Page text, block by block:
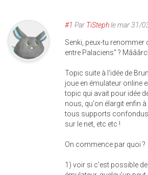
#1 Par TiStephlemar 31/
Senki, peux-tu renommer
entre Palaciens" ?
Topic suite à l'idée de
joue en émulateur online
topic qui avait pour idée
nous, qu'on élargit enfin
tous supports confondus
sur le net, etc etc !
On commence par quoi ?
1) voir si c'est possible